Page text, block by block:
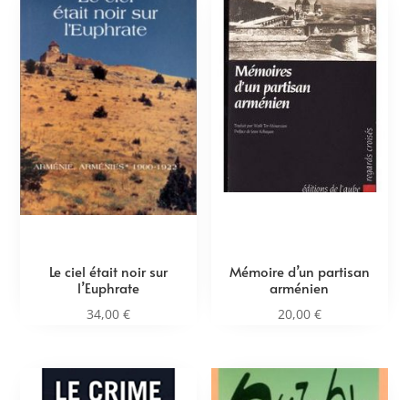
Le ciel était noir sur
l’Euphrate
34,00€
Mémoire d’un partisan
arménien
20,00 €